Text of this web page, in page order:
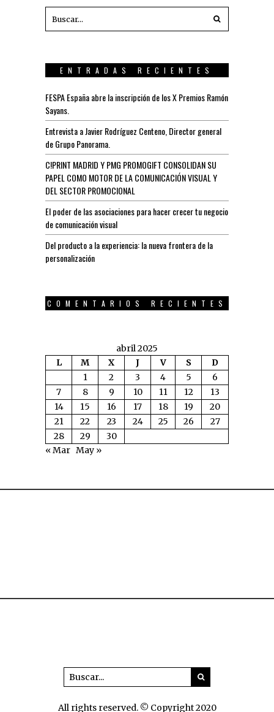
ENTRADAS RECIENTES
FESPA España abre la inscripción de los X Premios Ramón
Sayans.
Entrevista a Javier Rodríguez Centeno, Director general
de Grupo Panorama.
C!PRINT MADRID Y PMG PROMOGIFT CONSOLIDAN SU
PAPEL COMO MOTOR DE LA COMUNICACIÓN VISUAL Y
DEL SECTOR PROMOCIONAL
El poder de las asociaciones para hacer crecer tu negocio
de comunicación visual
Del producto a la experiencia: la nueva frontera de la
personalización
COMENTARIOS RECIENTES
abril 2025
L
M X J V S
D
1
2 3 4 5
6
7
8 9 10 11 12
13
14
15 16 17 18 19
20
21
22 23 24 25 26
27
28
29
30
« Mar May »
All rights reserved. © Copyright 2020